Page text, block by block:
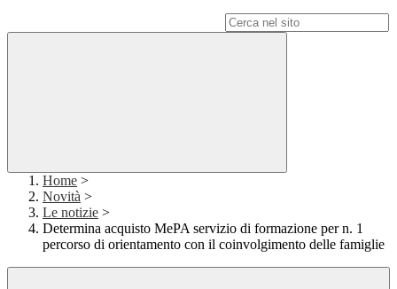
Home >
Novità >
Le notizie >
Determina acquisto MePA servizio di formazione per n. 1
percorso di orientamento con il coinvolgimento delle famiglie